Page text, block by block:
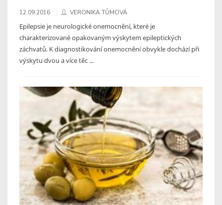
12.09.2016 VERONIKA TŮMOVÁ
Epilepsie je neurologické onemocnění, které je
charakterizované opakovaným výskytem epileptických
záchvatů. K diagnostikování onemocnění obvykle dochází při
výskytu dvou a více těc ...